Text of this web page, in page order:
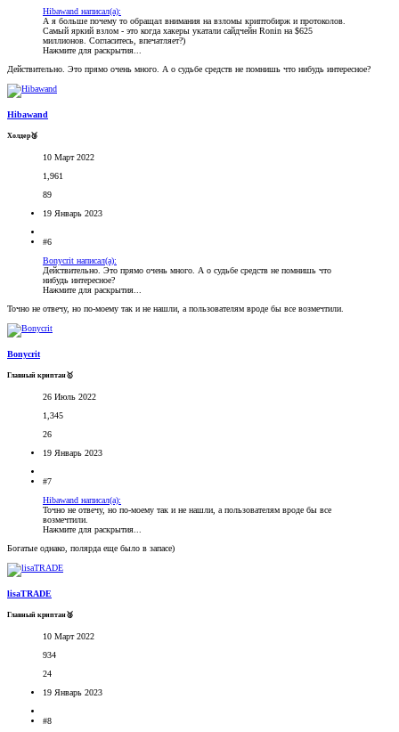
Hibawand написал(а):
А я больше почему то обращал внимания на взломы криптобирж и протоколов.
Самый яркий взлом - это когда хакеры укатали сайдчейн Ronin на $625
миллионов. Согласитесь, впечатляет?)
Нажмите для раскрытия...
Действительно. Это прямо очень много. А о судьбе средств не помнишь что нибудь интересное?
Hibawand
Холдер🥉
10 Март 2022
1,961
89
19 Январь 2023
#6
Bonycrit написал(а):
Действительно. Это прямо очень много. А о судьбе средств не помнишь что
нибудь интересное?
Нажмите для раскрытия...
Точно не отвечу, но по-моему так и не нашли, а пользователям вроде бы все возмечтили.
Bonycrit
Главный криптан🥇
26 Июль 2022
1,345
26
19 Январь 2023
#7
Hibawand написал(а):
Точно не отвечу, но по-моему так и не нашли, а пользователям вроде бы все
возмечтили.
Нажмите для раскрытия...
Богатые однако, полярда еще было в запасе)
lisaTRADE
Главный криптан🥈
10 Март 2022
934
24
19 Январь 2023
#8